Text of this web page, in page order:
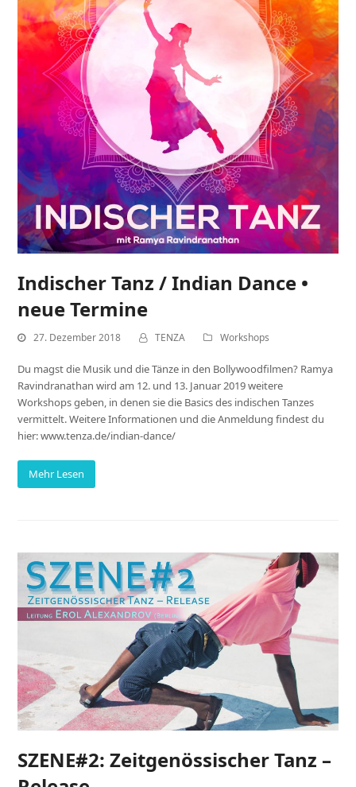
Indischer Tanz / Indian Dance •
neue Termine
27. Dezember 2018 TENZA Workshops
Du magst die Musik und die Tänze in den Bollywoodfilmen? Ramya
Ravindranathan wird am 12. und 13. Januar 2019 weitere
Workshops geben, in denen sie die Basics des indischen Tanzes
vermittelt. Weitere Informationen und die Anmeldung findest du
hier: www.tenza.de/indian-dance/
Mehr Lesen
SZENE#2: Zeitgenössischer Tanz –